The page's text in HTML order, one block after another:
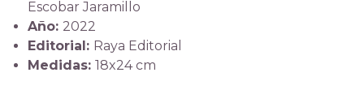
Escobar Jaramillo
Año: 2022
Editorial: Raya Editorial
Medidas: 18x24 cm